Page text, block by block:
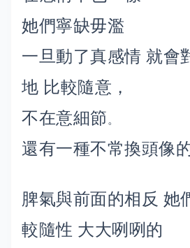
她們寧缺毋濫
一旦動了真感情 就會
地 比較隨意，
不在意細節 。
還有一種不常換頭像
脾氣與前面的相反 她
較隨性 大大咧咧的